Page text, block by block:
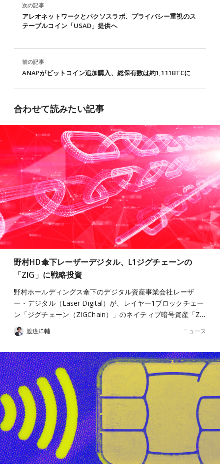
前の記事
ANAPがビットコイン追加購入、総保有数は約1,111BTCに
次の記事
アレオネットワークとパクソスラボ、プライバシー重視のス
テーブルコイン「USAD」提供へ
合わせて読みたい記事
野村HD傘下レーザーデジタル、L1ジグチェーンの
「ZIG」に戦略投資
野村ホールディングス傘下のデジタル資産事業会社レーザ
ー・デジタル（Laser Digital）が、レイヤー1ブロックチェー
ン「ジグチェーン（ZIGChain）」のネイティブ暗号資産「Z…
渡邉洋輔 ニュース